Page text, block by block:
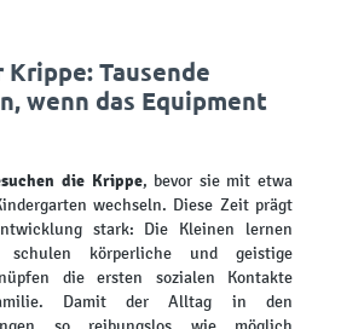
Krippe: Tausende
wenn das Equipment
die Krippe, bevor sie mit etwa
wechseln. Diese Zeit prägt
stark: Die Kleinen lernen
schulen körperliche und geistige
die ersten sozialen Kontakte
Damit der Alltag in den